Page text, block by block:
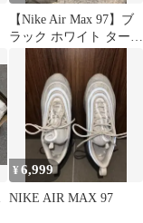
【Nike Air Max 97】ブ
ラック ホワイト ターコ
¥6,999
NIKE AIR MAX 97